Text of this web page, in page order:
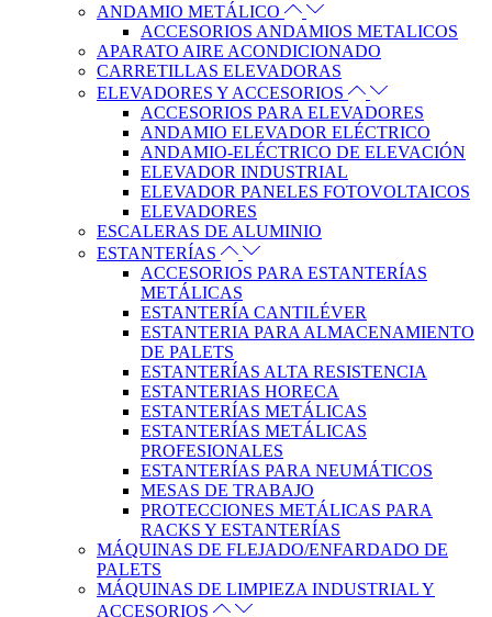
ANDAMIO METÁLICO
ACCESORIOS ANDAMIOS METALICOS
APARATO AIRE ACONDICIONADO
CARRETILLAS ELEVADORAS
ELEVADORES Y ACCESORIOS
ACCESORIOS PARA ELEVADORES
ANDAMIO ELEVADOR ELÉCTRICO
ANDAMIO-ELÉCTRICO DE ELEVACIÓN
ELEVADOR INDUSTRIAL
ELEVADOR PANELES FOTOVOLTAICOS
ELEVADORES
ESCALERAS DE ALUMINIO
ESTANTERÍAS
ACCESORIOS PARA ESTANTERÍAS
METÁLICAS
ESTANTERÍA CANTILÉVER
ESTANTERIA PARA ALMACENAMIENTO
DE PALETS
ESTANTERÍAS ALTA RESISTENCIA
ESTANTERIAS HORECA
ESTANTERÍAS METÁLICAS
ESTANTERÍAS METÁLICAS
PROFESIONALES
ESTANTERÍAS PARA NEUMÁTICOS
MESAS DE TRABAJO
PROTECCIONES METÁLICAS PARA
RACKS Y ESTANTERÍAS
MÁQUINAS DE FLEJADO/ENFARDADO DE
PALETS
MÁQUINAS DE LIMPIEZA INDUSTRIAL Y
ACCESORIOS